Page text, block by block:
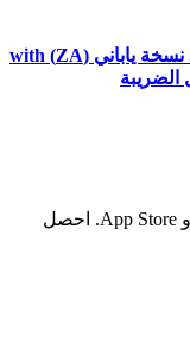
موبايل آيفون 17 256 جيجابايت SIM + eSIM نسخة ياباني (ZA) with
تطبيق الشناوي متاح الآن على Google Play و App Store. احصل